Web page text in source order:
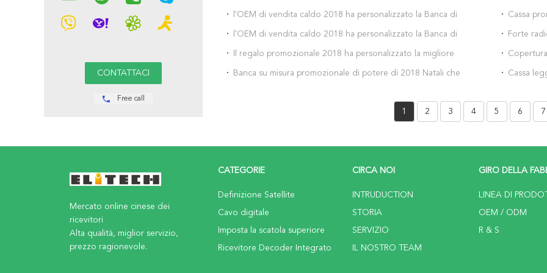
Free call
l'OEM di vendita caldo 2018 ha personalizzato la Banca di
potere del taccuino del caricatore dell'automobile 8000mah
per Samsung per il iPhone Xs massimo
l'OEM di vendita caldo 2018 ha personalizzato la Banca di
potere caricatore veloce del controllo di qualità di 10000
mah per Samsung per il iPhone Xs massimo
Il regalo promozionale 2018 ha personalizzato la migliore
banca di potere della borsa del bordo di banca di potere per
il iPhone Xs massimo
Banca su misura promozionale di potere di 2018 Natali che
Cassa
magnete
Forte
fa
magnete
2018
di iPhone
Cassa
Xr
1
2 3 4 5 6 7
Mercato online cinese dei
ricevitori
Alta qualità, miglior servizio,
prezzo ragionevole.
CATEGORIE
Definizione Satellite
Cavo digitale
Imposta la scatola superiore
Ricevitore Decoder Integrato
CIRCA NOI
INTRUDUCTION
STORIA
SERVIZIO
IL NOSTRO TEAM
GIRO DELLA
LINEA DI
OEM / ODM
R & S